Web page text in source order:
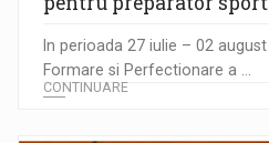
In perioada 27 iulie – 02
Formare si Perfectionare a ...
CONTINUARE